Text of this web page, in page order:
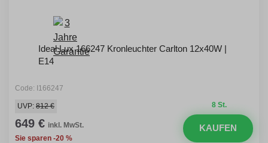
Ideal Lux 166247 Kronleuchter Carlton 12x40W |
E14
Code: I166247
8 St.
UVP: 812 €
649 € inkl. MwSt.
Sie sparen -20 %
KAUFEN